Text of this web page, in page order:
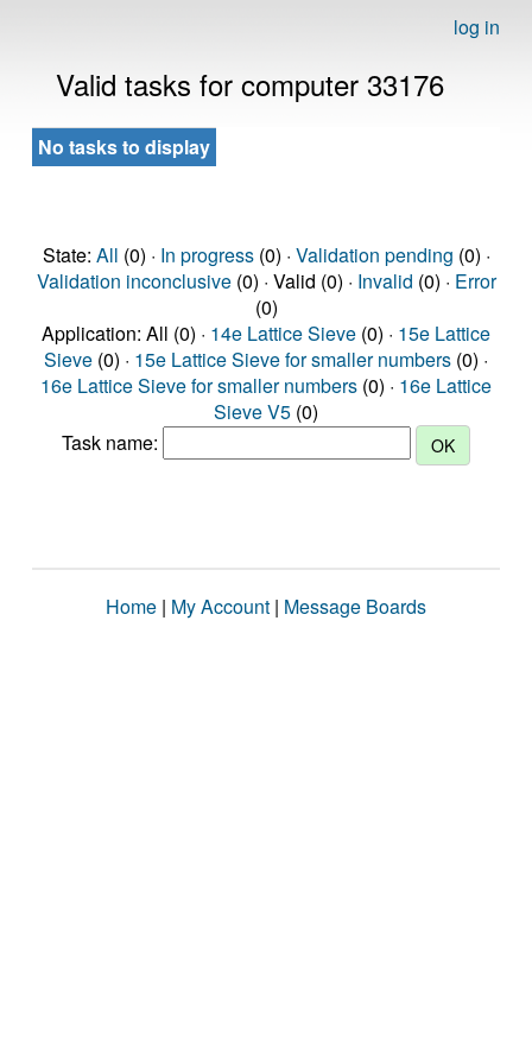
log in
Valid tasks for computer 33176
No tasks to display
State: All (0) · In progress(0) · Validation pending (0) ·
Validation inconclusive(0) · Valid (0) · Invalid (0) · Error
(0)
Application: All (0) · 14e Lattice Sieve (0) · 15e Lattice
Sieve (0) · 15e Lattice Sieve for smaller numbers (0) ·
16e Lattice Sieve for smaller numbers (0) · 16e Lattice
Sieve V5 (0)
Task name:
Home | My Account | Message Boards